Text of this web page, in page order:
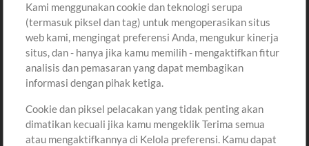
Pembelian
Beli Kredit
Konten Gratis
Permintaan Lagu
Lain-lain
Sesi
Akun
Masuk
Daftar
Lihat Keranjang
Kami menggunakan cookie dan teknologi serupa
(termasuk piksel dan tag) untuk mengoperasikan situs
web kami, mengingat preferensi Anda, mengukur kinerja
situs, dan - hanya jika kamu memilih - mengaktifkan fitur
analisis dan pemasaran yang dapat membagikan
informasi dengan pihak ketiga.
Cookie dan piksel pelacakan yang tidak penting akan
dimatikan kecuali jika kamu mengeklik Terima semua
atau mengaktifkannya di Kelola preferensi. Kamu dapat